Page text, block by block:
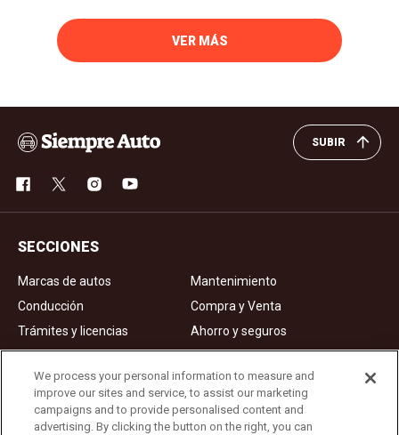
VER MÁS
SUBIR
SECCIONES
Marcas de autos
Mantenimiento
Conducción
Compra y Venta
Trámites y licencias
Ahorro y seguros
Noticias
Videos de autos
Ad Choices
We process your personal information to measure and
improve our sites and service, to assist our marketing
campaigns and to provide personalised content and
advertising. By clicking the button on the right, you can